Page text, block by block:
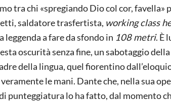
tra chi «spregiando Dio col cor,
saldatore trasfertista, working class
leggenda a fare da sfondo in 108 metri. È
oscurità senza fine, un sabotaggio
della lingua, quel fiorentino
le mani. Dante che, nella sua
punteggiatura lo ha fatto, dal momento